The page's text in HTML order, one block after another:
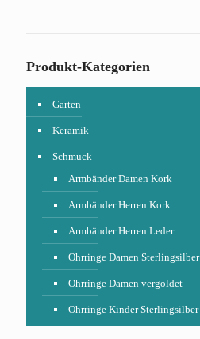
Produkt-Kategorien
Garten
Keramik
Schmuck
Armbänder Damen Kork
Armbänder Herren Kork
Armbänder Herren Leder
Ohrringe Damen Sterlingsilber
Ohrringe Damen vergoldet
Ohrringe Kinder Sterlingsilber